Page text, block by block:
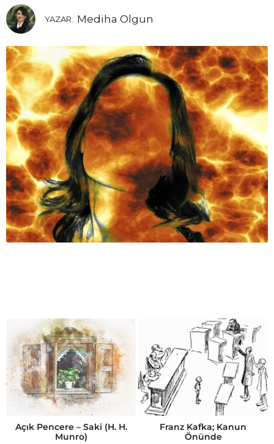
YAZAR: Mediha Olgun
Açık Pencere – Saki (H. H.
Munro)
Franz Kafka; Kanun
Önünde